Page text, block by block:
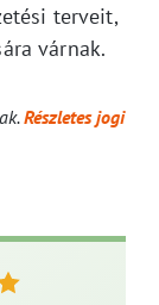
terveit,
várnak.
Részletes jogi